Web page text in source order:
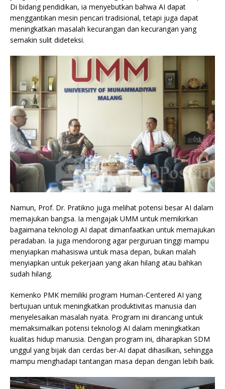
Di bidang pendidikan, ia menyebutkan bahwa AI dapat
menggantikan mesin pencari tradisional, tetapi juga dapat
meningkatkan masalah kecurangan dan kecurangan yang
semakin sulit dideteksi.
Namun, Prof. Dr. Pratikno juga melihat potensi besar AI dalam
memajukan bangsa. Ia mengajak UMM untuk memikirkan
bagaimana teknologi AI dapat dimanfaatkan untuk memajukan
peradaban. Ia juga mendorong agar perguruan tinggi mampu
menyiapkan mahasiswa untuk masa depan, bukan malah
menyiapkan untuk pekerjaan yang akan hilang atau bahkan
sudah hilang.
Kemenko PMK memiliki program Human-Centered AI yang
bertujuan untuk meningkatkan produktivitas manusia dan
menyelesaikan masalah nyata. Program ini dirancang untuk
memaksimalkan potensi teknologi AI dalam meningkatkan
kualitas hidup manusia. Dengan program ini, diharapkan SDM
unggul yang bijak dan cerdas ber-AI dapat dihasilkan, sehingga
mampu menghadapi tantangan masa depan dengan lebih baik.